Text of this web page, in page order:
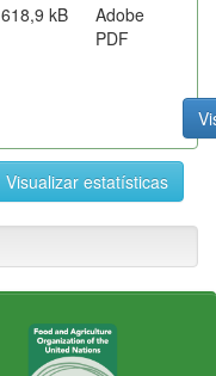
618,9 kB
Adobe
PDF
Visualizar estatísticas